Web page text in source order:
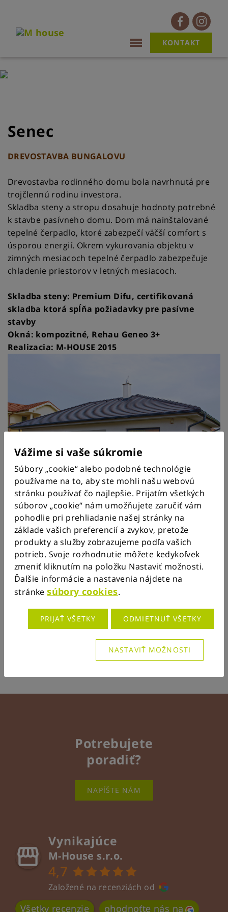
KONTAKT
Senec
DREVOSTAVBA BUNGALOVU
Drevostavba rodinného domu bola navrhnutá pre
trojčlennú rodinu investora.
Skladba steny a stropu dosahuje hodnoty potrebné
k stavbe pasívneho domu. Dom má nainštalované
tepelné čerpadlo, ktoré zabezpečí väčší comfort s
úsporou energií. Okrem vykurovania objektu v
zimných mesiacoch tepelné čerpadlo zabezpečuje
chladenie priestorov v letných mesiacoch.
Skladba steny: Premium Difu, certifikovaná
skladba ktorá spĺňa požiadavky pre pasívne
stavby
Okná: kompozitné, Rehau Geneo 3+
Realizacia: M-HOUSE 2015
Potrebujete
poradiť?
NAPÍŠTE NÁM
Vynikajúce
M-House s.r.o.
4,7
Založené na recenziách od
Všetky recenzie ohodnoťte nás na
Vážime si vaše súkromie
Súbory „cookie“ alebo podobné technológie
používame na to, aby ste mohli našu webovú
stránku používať čo najlepšie. Prijatím všetkých
súborov „cookie“ nám umožňujete zaručiť vám
pohodlie pri prehliadanie našej stránky na
základe vašich preferencií a zvykov, pretože
produkty a služby zobrazujeme podľa vašich
potrieb. Svoje rozhodnutie môžete kedykoľvek
zmeniť kliknutím na položku Nastaviť možnosti.
Ďalšie informácie a nastavenia nájdete na
stránkesúbory cookies.
PRIJAŤ VŠETKY ODMIETNUŤ VŠETKY
NASTAVIŤ MOŽNOSTI